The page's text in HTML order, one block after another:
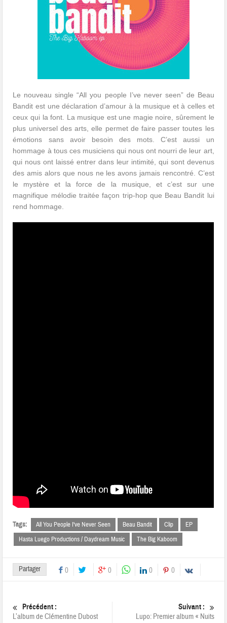
Le nouveau single “All you people I’ve never seen” de Beau
Bandit est une déclaration d’amour à la musique et à celles et
ceux qui la font. La musique est une magie noire, sûrement le
plus universel des arts, elle permet de faire passer toutes les
émotions sans avoir besoin des mots. C’est aussi un
hommage à tous ces musiciens qui nous ont nourri de leur art,
qui nous ont laissé entrer dans leur intimité, qui sont devenus
des amis alors que nous ne les avons jamais rencontré. C’est
le mystère et la force de la musique, et c’est sur une
magnifique mélodie traitée façon trip-hop que Beau Bandit lui
rend hommage.
Tags: All You People I've Never Seen Beau Bandit Clip
EP
Hasta Luego Productions / Daydream Music
The Big Kaboom
Partager 0 0 0 0
Précédent :
L’album de Clémentine Dubost
Suivant :
Lupo: Premier album « Nuits